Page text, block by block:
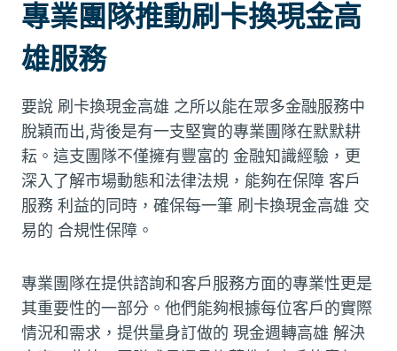
專業團隊推動刷卡換現金高
雄服務
要說 刷卡換現金高雄 之所以能在眾多金融服務中
脫穎而出,背後是有一支堅實的專業團隊在默默耕
耘。這支團隊不僅擁有豐富的 金融知識經驗，更
深入了解市場動態和法律法規，能夠在保障 客戶
服務 利益的同時，確保每一筆 刷卡換現金高雄 交
易的 合規性保障。
專業團隊在提供諮詢和客戶服務方面的專業性更是
其重要性的一部分。他們能夠根據每位客戶的實際
情況和需求，提供量身訂做的 現金週轉高雄 解決